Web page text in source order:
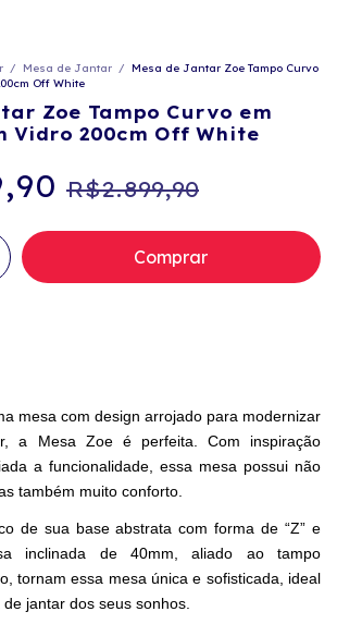
/ Mesa de Jantar / Mesa de Jantar Zoe Tampo Curvo
Off White
Zoe Tampo Curvo em
Vidro 200cm Off White
R$2.899,90
mesa com design arrojado para modernizar
a Mesa Zoe é perfeita. Com inspiração
a funcionalidade, essa mesa possui não
também muito conforto.
de sua base abstrata com forma de “Z” e
inclinada de 40mm, aliado ao tampo
tornam essa mesa única e sofisticada, ideal
jantar dos seus sonhos.